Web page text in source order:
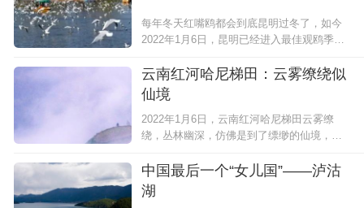
每年冬天红嘴鸥都会到底昆明过冬了，如今
2022年1月6日，昆明已经进入最佳观鸥季。
在海埂公园、环西桥、大观楼、环湖南岸、
晋宁东大河、捞鱼河等地都出现了红嘴鸥。
昆明最佳...
云南红河哈尼梯田：云雾缭绕似
仙境
2022年1月6日，云南红河哈尼梯田云雾缭
绕，丛林幽深，仿佛是到了缥缈的仙境，却
元阳梯田灌水季节，拍光与影跟梯田完美结
合、看云海梯田云卷云舒,观日出日落，山有
多高水有多...
中国最后一个“女儿国”——泸沽
湖